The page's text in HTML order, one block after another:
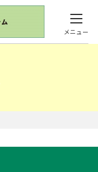
メニュー